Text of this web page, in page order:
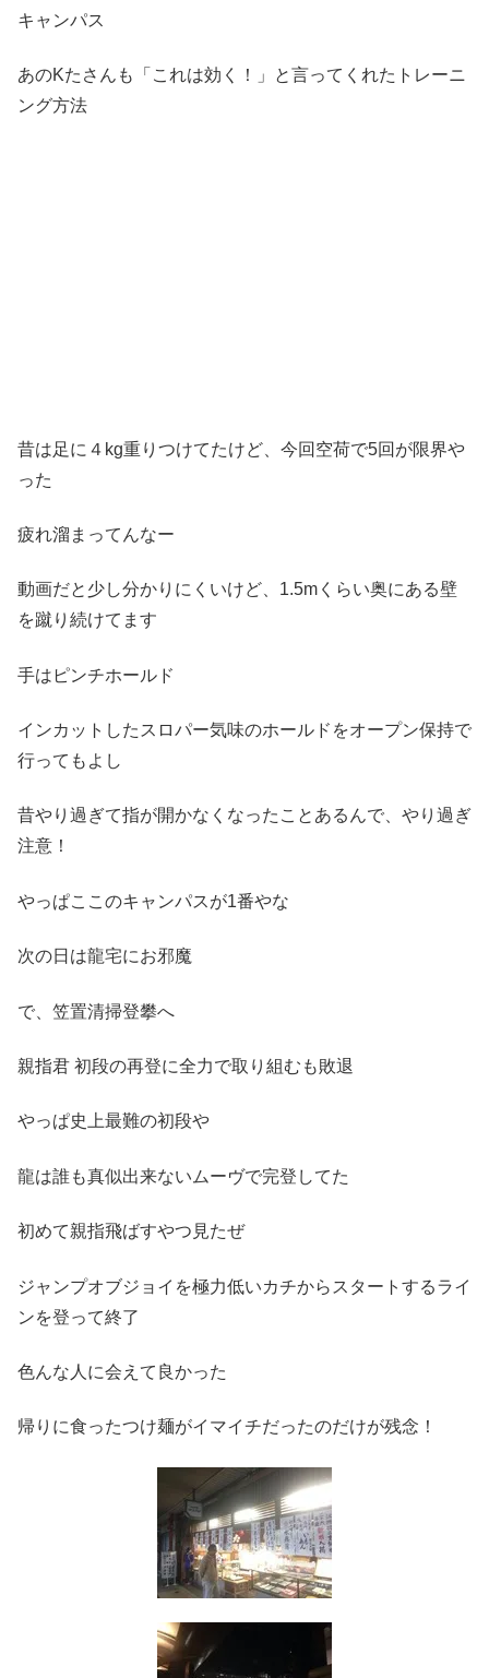
キャンパス
あのKたさんも「これは効く！」と言ってくれたトレーニ
ング方法
昔は足に４kg重りつけてたけど、今回空荷で5回が限界や
った
疲れ溜まってんなー
動画だと少し分かりにくいけど、1.5mくらい奥にある壁
を蹴り続けてます
手はピンチホールド
インカットしたスロパー気味のホールドをオープン保持で
行ってもよし
昔やり過ぎて指が開かなくなったことあるんで、やり過ぎ
注意！
やっぱここのキャンパスが1番やな
次の日は龍宅にお邪魔
で、笠置清掃登攀へ
親指君 初段の再登に全力で取り組むも敗退
やっぱ史上最難の初段や
龍は誰も真似出来ないムーヴで完登してた
初めて親指飛ばすやつ見たぜ
ジャンプオブジョイを極力低いカチからスタートするライ
ンを登って終了
色んな人に会えて良かった
帰りに食ったつけ麺がイマイチだったのだけが残念！